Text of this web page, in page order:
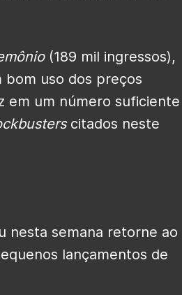
(189 mil ingressos),
uso dos preços
em um número suficiente
citados neste
nesta semana retorne ao
lançamentos de